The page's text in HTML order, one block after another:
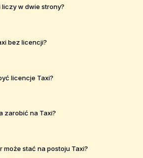
liczy w dwie strony?
bez licencji?
licencje Taxi?
zarobić na Taxi?
może stać na postoju Taxi?